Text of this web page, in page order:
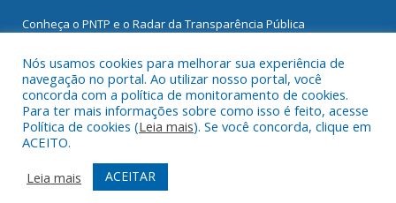
Conheça o PNTP e o Radar da Transparência Pública
Todos os direitos reservados a Prefeitura Municipal de
Mocajuba.
Mapa do Site
Acessar Área Administrativa
Acessar Webmail
Nós usamos cookies para melhorar sua experiência de
navegação no portal. Ao utilizar nosso portal, você
concorda com a política de monitoramento de cookies.
Para ter mais informações sobre como isso é feito, acesse
Política de cookies (Leia mais). Se você concorda, clique em
ACEITO.
Leia mais
ACEITAR